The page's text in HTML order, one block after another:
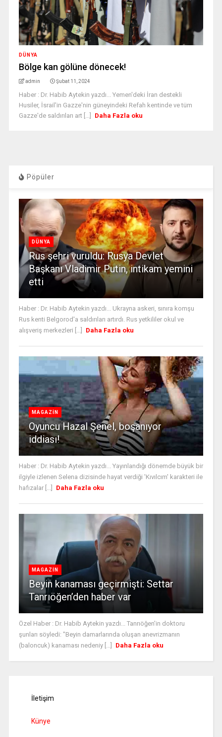
DÜNYA
Bölge kan gölüne dönecek!
admin Şubat 11, 2024
Haber : Dr. Habib Aytekin yazdı... Yemen'deki İran destekli
Husiler, İsrail'in Gazze'nin güneyindeki Refah kentinde ve tüm
Gazze'de saldırıları art [...]
Daha Fazla oku
Pöpüler
DÜNYA
Rus şehri vuruldu: Rusya Devlet
Başkanı Vladimir Putin, intikam yemini
etti
Haber : Dr. Habib Aytekin yazdı... Ukrayna askeri, sınıra komşu
Rus kenti Belgorod'a saldırıları artırdı. Rus yetkililer okul ve
alışveriş merkezleri [...]
Daha Fazla oku
MAGAZİN
Oyuncu Hazal Şenel, boşanıyor
iddiası!
Haber : Dr. Habib Aytekin yazdı... Yayınlandığı dönemde büyük bir
ilgiyle izlenen Selena dizisinde hayat verdiği 'Kıvılcım' karakteri ile
hafızalar [...]
Daha Fazla oku
MAGAZİN
Beyin kanaması geçirmişti: Settar
Tanrıöğen’den haber var
Özel Haber : Dr. Habib Aytekin yazdı... Tanrıöğen'in doktoru
şunları söyledi: "Beyin damarlarında oluşan anevrizmanın
(baloncuk) kanaması nedeniy [...]
Daha Fazla oku
İletişim
Künye